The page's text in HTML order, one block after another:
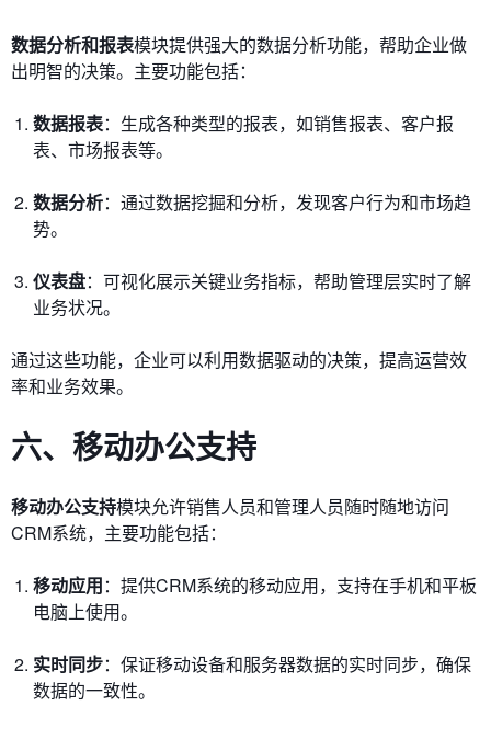
数据分析和报表模块提供强大的数据分析功能，帮助企业做
出明智的决策。主要功能包括：
数据报表：生成各种类型的报表，如销售报表、客户报
表、市场报表等。
数据分析：通过数据挖掘和分析，发现客户行为和市场趋
势。
仪表盘：可视化展示关键业务指标，帮助管理层实时了解
业务状况。
通过这些功能，企业可以利用数据驱动的决策，提高运营效
率和业务效果。
六、移动办公支持
移动办公支持模块允许销售人员和管理人员随时随地访问
CRM系统，主要功能包括：
移动应用：提供CRM系统的移动应用，支持在手机和平板
电脑上使用。
实时同步：保证移动设备和服务器数据的实时同步，确保
数据的一致性。